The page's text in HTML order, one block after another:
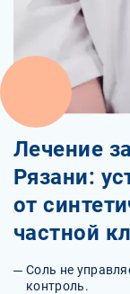
Лечение
Рязани:
от
частной
Соль не
контроль.